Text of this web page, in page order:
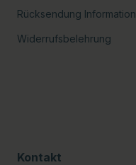
Rücksendung Information
Widerrufsbelehrung
Kontakt